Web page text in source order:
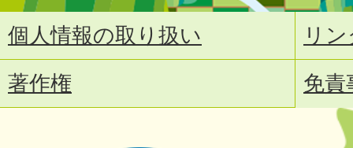
個人情報の取り扱い
リ
著作権
免責